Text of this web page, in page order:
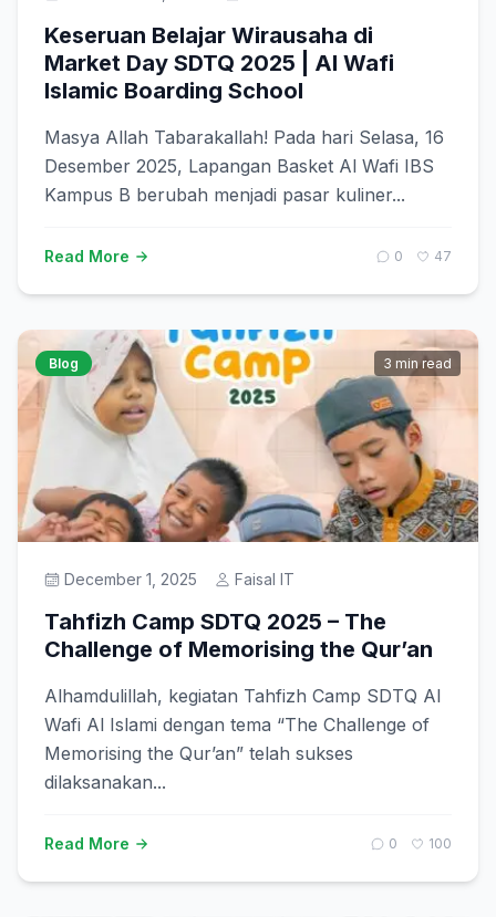
Keseruan Belajar Wirausaha di
Market Day SDTQ 2025 | Al Wafi
Islamic Boarding School
Masya Allah Tabarakallah! Pada hari Selasa, 16
Desember 2025, Lapangan Basket Al Wafi IBS
Kampus B berubah menjadi pasar kuliner...
Read More 0 47
Blog 3 min read
December 1, 2025 Faisal IT
Tahfizh Camp SDTQ 2025 – The
Challenge of Memorising the Qur’an
Alhamdulillah, kegiatan Tahfizh Camp SDTQ Al
Wafi Al Islami dengan tema “The Challenge of
Memorising the Qur’an” telah sukses
dilaksanakan...
Read More 0 100